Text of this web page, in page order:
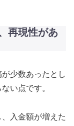
再現性があ
少数あったとし
い点です。
入金額が増えた